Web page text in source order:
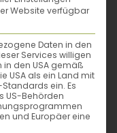
Wildkräuter
Website verfügbar
Daten in den
Services willigen
in den USA gemäß
USA als ein Land mit
ein. Es
US-Behörden
und Europäer eine